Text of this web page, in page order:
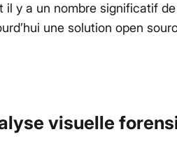
il y a un nombre significatif
une solution open
visuelle